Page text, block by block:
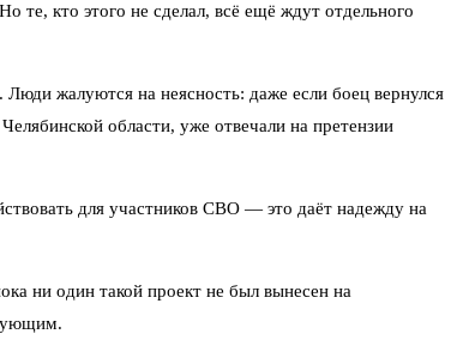
кто этого не сделал, всё ещё ждут отдельного
жалуются на неясность: даже если боец вернулся
области, уже отвечали на претензии
для участников СВО — это даёт надежду на
ни один такой проект не был вынесен на